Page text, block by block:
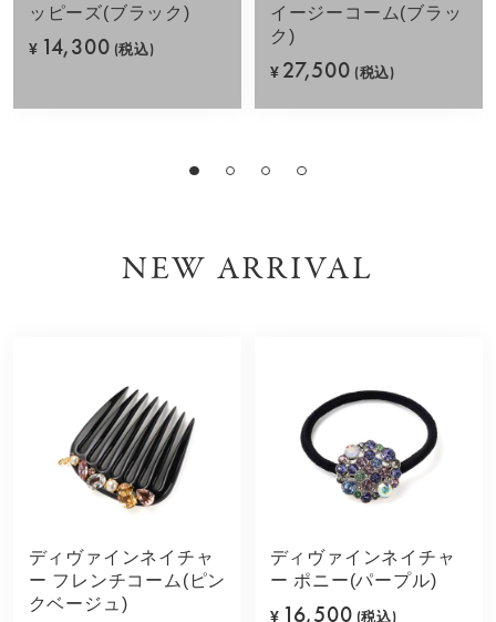
ッピーズ(ブラック)
¥ 14,300 (税込)
イージーコーム(ブラッ
ク)
¥ 27,500 (税込)
NEW ARRIVAL
ディヴァインネイチャ
ー フレンチコーム(ピン
クベージュ)
ディヴァインネイチャ
ー ポニー(パープル)
¥ 16,500 (税込)